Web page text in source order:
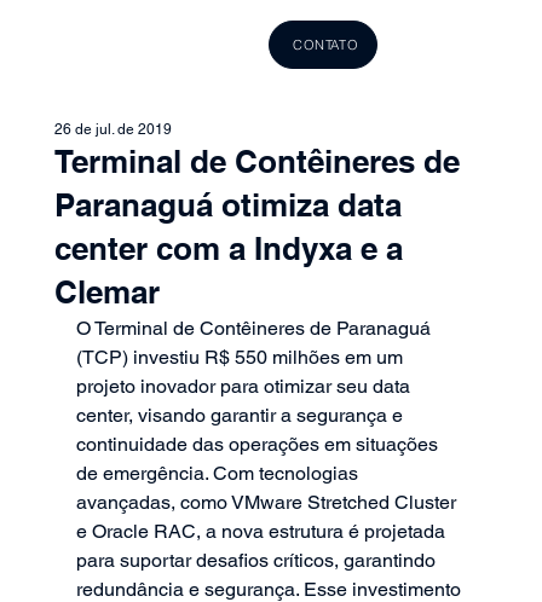
CONTATO
Terminal de Contêineres de
Paranaguá otimiza data
center com a Indyxa e a
Clemar
26 de jul. de 2019
O Terminal de Contêineres de Paranaguá
(TCP) investiu R$ 550 milhões em um
projeto inovador para otimizar seu data
center, visando garantir a segurança e
continuidade das operações em situações
de emergência. Com tecnologias
avançadas, como VMware Stretched Cluster
e Oracle RAC, a nova estrutura é projetada
para suportar desafios críticos, garantindo
redundância e segurança. Esse investimento